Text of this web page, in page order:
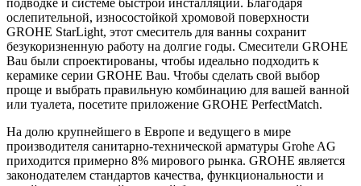
ослепительной, износостойкой хромовой поверхности
GROHE StarLight, этот смеситель для ванны сохранит
безукоризненную работу на долгие годы. Смесители GROHE
Bau были спроектированы, чтобы идеально подходить к
керамике серии GROHE Bau. Чтобы сделать свой выбор
проще и выбрать правильную комбинацию для вашей ванной
или туалета, посетите приложение GROHE PerfectMatch.
На долю крупнейшего в Европе и ведущего в мире
производителя санитарно-технической арматуры Grohe AG
приходится примерно 8% мирового рынка. GROHE является
законодателем стандартов качества, функциональности и